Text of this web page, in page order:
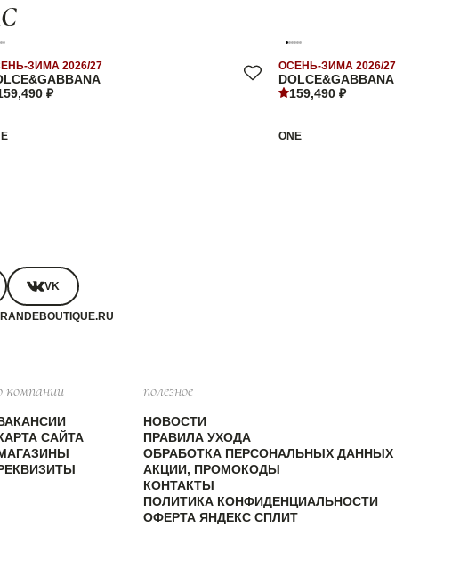
ЗИМА 2026/27
₽
DOLCE&GABBANA
ОСЕНЬ-ЗИМА 2026/27
159,490 ₽
ONE
VK
компании
САЙТА
полезное
НОВОСТИ
ПРАВИЛА УХОДА
ОБРАБОТКА ПЕРСОНАЛЬНЫХ ДАННЫХ
АКЦИИ, ПРОМОКОДЫ
КОНТАКТЫ
ПОЛИТИКА КОНФИДЕНЦИАЛЬНОСТИ
ОФЕРТА ЯНДЕКС СПЛИТ